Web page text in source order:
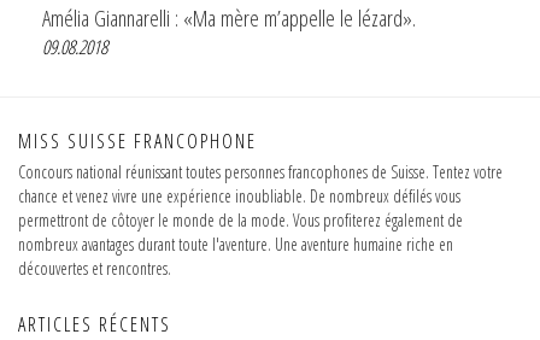
Amélia Giannarelli : «Ma mère m’appelle le lézard».
09.08.2018
MISS SUISSE FRANCOPHONE
Concours national réunissant toutes personnes francophones de Suisse. Tentez votre
chance et venez vivre une expérience inoubliable. De nombreux défilés vous
permettront de côtoyer le monde de la mode. Vous profiterez également de
nombreux avantages durant toute l'aventure. Une aventure humaine riche en
découvertes et rencontres.
ARTICLES RÉCENTS